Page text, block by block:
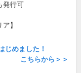
発行可
】
じめました！
こちらから＞＞